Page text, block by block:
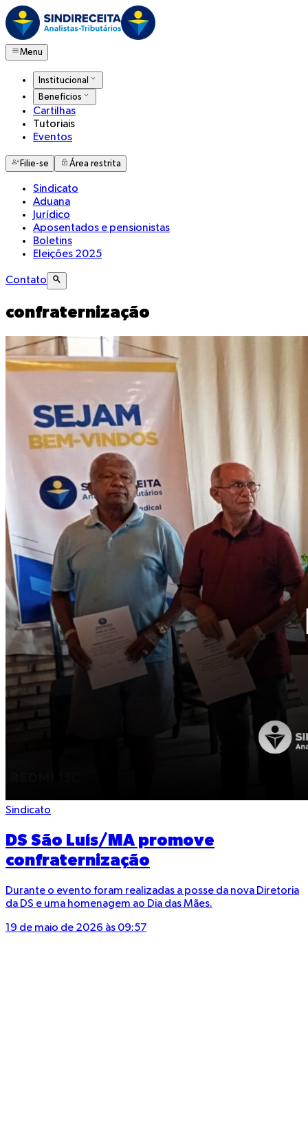
Menu
Institucional
Benefícios
Cartilhas
Tutoriais
Eventos
Filie-se Área restrita
Sindicato
Aduana
Jurídico
Aposentados e pensionistas
Boletins
Eleições 2025
Contato
confraternização
Sindicato
DS São Luís/MA promove
confraternização
Durante o evento foram realizadas a posse da nova Diretoria
da DS e uma homenagem ao Dia das Mães.
19 de maio de 2026 às 09:57